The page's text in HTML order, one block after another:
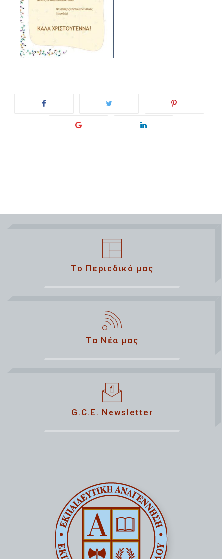
Το Περιοδικό μας
Τα Νέα μας
G.C.E. Newsletter